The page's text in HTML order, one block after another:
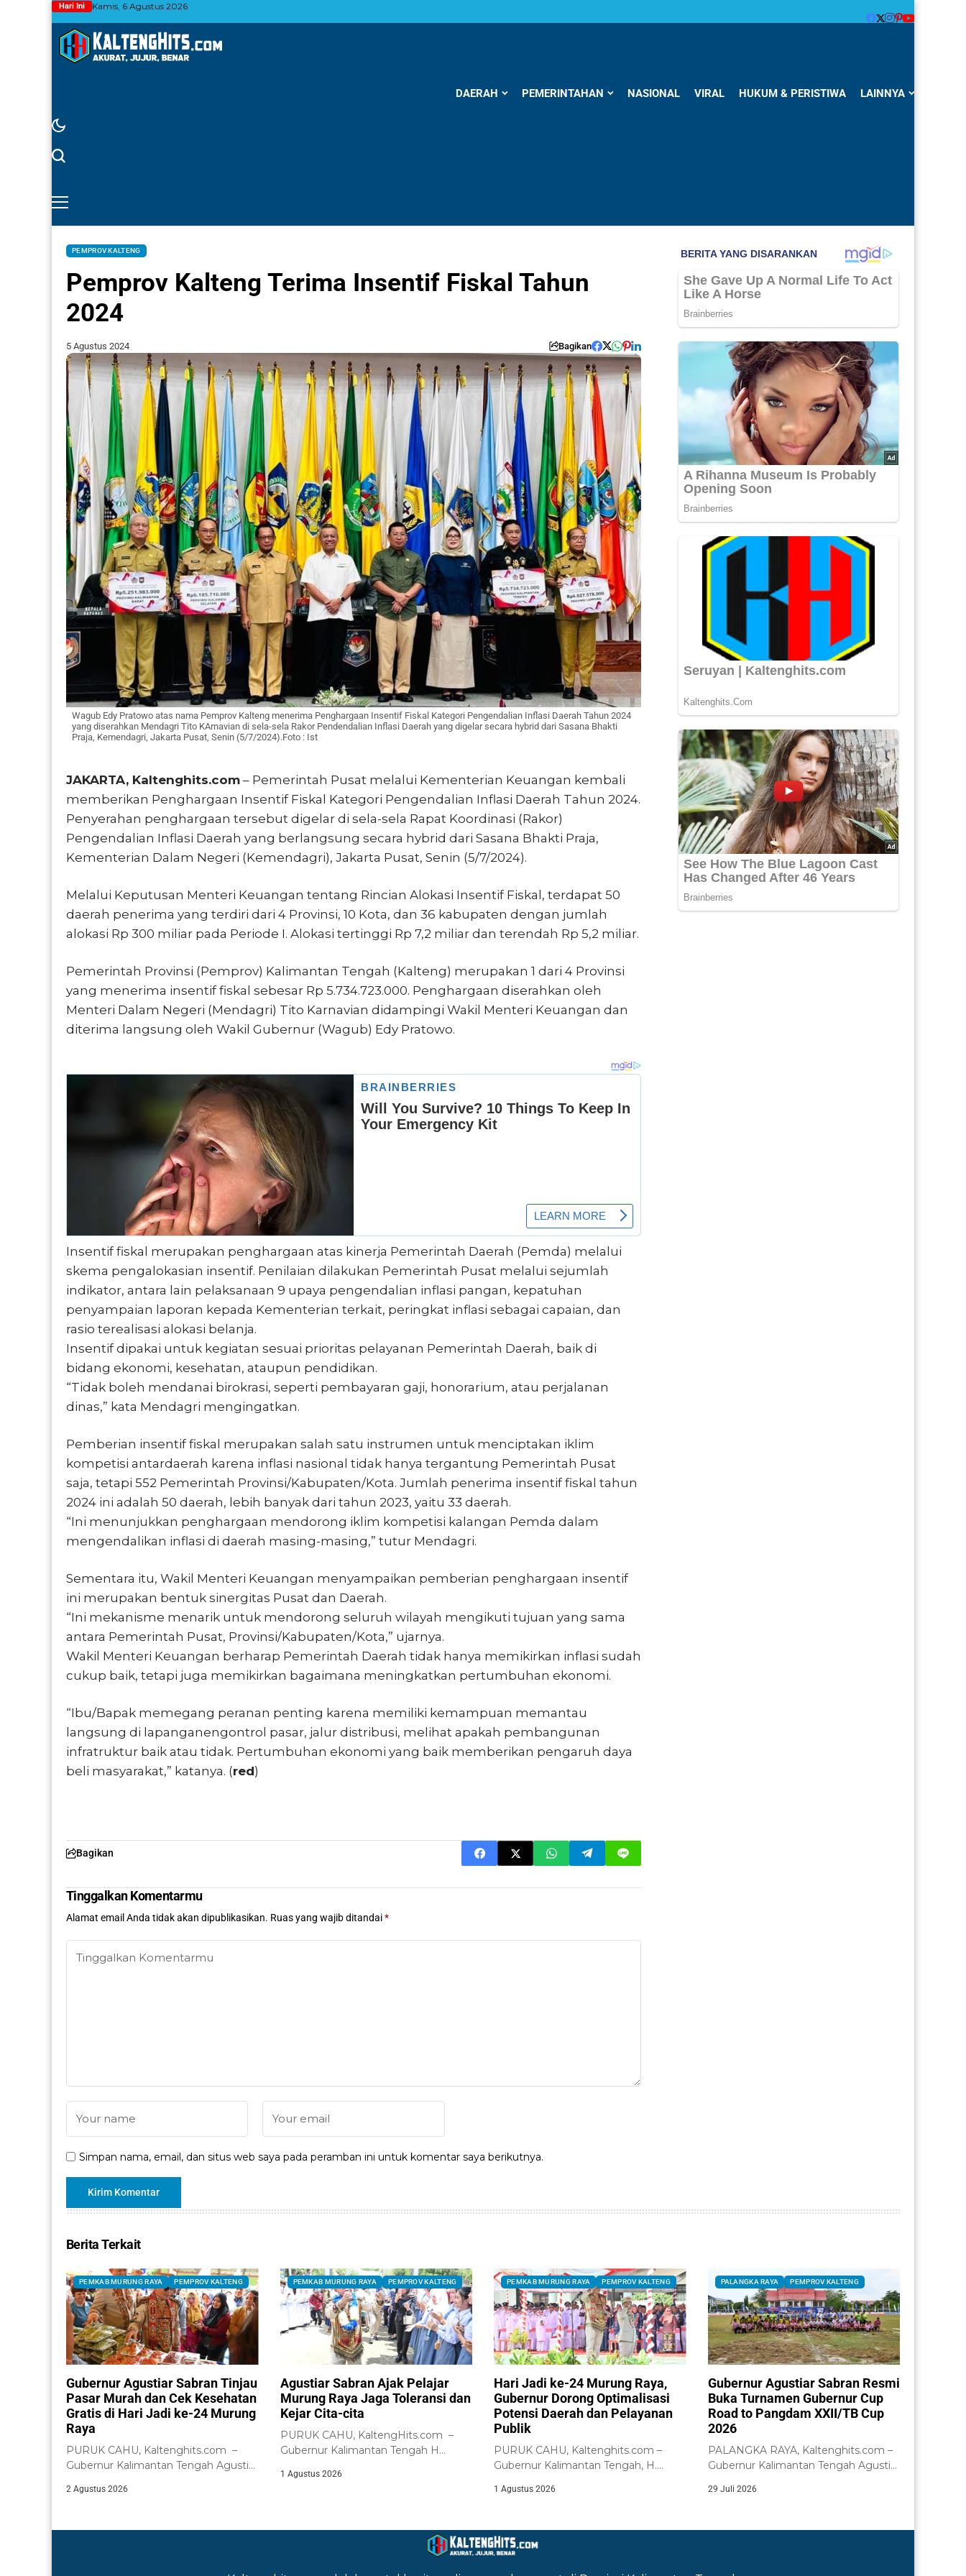
Hari Ini Kamis, 6 Agustus 2026
DAERAH PEMERINTAHAN NASIONAL VIRAL HUKUM & PERISTIWA LAINNYA
PEMPROV KALTENG
Pemprov Kalteng Terima Insentif Fiskal Tahun
2024
5 Agustus 2024 Bagikan
Wagub Edy Pratowo atas nama Pemprov Kalteng menerima Penghargaan Insentif Fiskal Kategori Pengendalian Inflasi Daerah Tahun 2024
yang diserahkan Mendagri Tito KArnavian di sela-sela Rakor Pendendalian Inflasi Daerah yang digelar secara hybrid dari Sasana Bhakti
Praja, Kemendagri, Jakarta Pusat, Senin (5/7/2024).Foto : Ist
JAKARTA, Kaltenghits.com – Pemerintah Pusat melalui Kementerian Keuangan kembali
memberikan Penghargaan Insentif Fiskal Kategori Pengendalian Inflasi Daerah Tahun 2024.
Penyerahan penghargaan tersebut digelar di sela-sela Rapat Koordinasi (Rakor)
Pengendalian Inflasi Daerah yang berlangsung secara hybrid dari Sasana Bhakti Praja,
Kementerian Dalam Negeri (Kemendagri), Jakarta Pusat, Senin (5/7/2024).
Melalui Keputusan Menteri Keuangan tentang Rincian Alokasi Insentif Fiskal, terdapat 50
daerah penerima yang terdiri dari 4 Provinsi, 10 Kota, dan 36 kabupaten dengan jumlah
alokasi Rp 300 miliar pada Periode I. Alokasi tertinggi Rp 7,2 miliar dan terendah Rp 5,2 miliar.
Pemerintah Provinsi (Pemprov) Kalimantan Tengah (Kalteng) merupakan 1 dari 4 Provinsi
yang menerima insentif fiskal sebesar Rp 5.734.723.000. Penghargaan diserahkan oleh
Menteri Dalam Negeri (Mendagri) Tito Karnavian didampingi Wakil Menteri Keuangan dan
diterima langsung oleh Wakil Gubernur (Wagub) Edy Pratowo.
Insentif fiskal merupakan penghargaan atas kinerja Pemerintah Daerah (Pemda) melalui
skema pengalokasian insentif. Penilaian dilakukan Pemerintah Pusat melalui sejumlah
indikator, antara lain pelaksanaan 9 upaya pengendalian inflasi pangan, kepatuhan
penyampaian laporan kepada Kementerian terkait, peringkat inflasi sebagai capaian, dan
rasio terealisasi alokasi belanja.
Insentif dipakai untuk kegiatan sesuai prioritas pelayanan Pemerintah Daerah, baik di
bidang ekonomi, kesehatan, ataupun pendidikan.
“Tidak boleh mendanai birokrasi, seperti pembayaran gaji, honorarium, atau perjalanan
dinas,” kata Mendagri mengingatkan.
Pemberian insentif fiskal merupakan salah satu instrumen untuk menciptakan iklim
kompetisi antardaerah karena inflasi nasional tidak hanya tergantung Pemerintah Pusat
saja, tetapi 552 Pemerintah Provinsi/Kabupaten/Kota. Jumlah penerima insentif fiskal tahun
2024 ini adalah 50 daerah, lebih banyak dari tahun 2023, yaitu 33 daerah.
“Ini menunjukkan penghargaan mendorong iklim kompetisi kalangan Pemda dalam
mengendalikan inflasi di daerah masing-masing,” tutur Mendagri.
Sementara itu, Wakil Menteri Keuangan menyampaikan pemberian penghargaan insentif
ini merupakan bentuk sinergitas Pusat dan Daerah.
“Ini mekanisme menarik untuk mendorong seluruh wilayah mengikuti tujuan yang sama
antara Pemerintah Pusat, Provinsi/Kabupaten/Kota,” ujarnya.
Wakil Menteri Keuangan berharap Pemerintah Daerah tidak hanya memikirkan inflasi sudah
cukup baik, tetapi juga memikirkan bagaimana meningkatkan pertumbuhan ekonomi.
“Ibu/Bapak memegang peranan penting karena memiliki kemampuan memantau
langsung di lapanganengontrol pasar, jalur distribusi, melihat apakah pembangunan
infratruktur baik atau tidak. Pertumbuhan ekonomi yang baik memberikan pengaruh daya
beli masyarakat,” katanya. (red)
Bagikan
Tinggalkan Komentarmu
Alamat email Anda tidak akan dipublikasikan. Ruas yang wajib ditandai*
Simpan nama, email, dan situs web saya pada peramban ini untuk komentar saya berikutnya.
Berita Terkait
PEMKAB MURUNG RAYA PEMPROV KALTENG
Gubernur Agustiar Sabran Tinjau
Pasar Murah dan Cek Kesehatan
Gratis di Hari Jadi ke-24 Murung
Raya
PURUK CAHU, Kaltenghits.com –
Gubernur Kalimantan Tengah Agustiar
pelaksanaan...
2 Agustus 2026
PEMKAB MURUNG RAYA PEMPROV KALTENG
Agustiar Sabran Ajak Pelajar
Murung Raya Jaga Toleransi dan
Kejar Cita-cita
PURUK CAHU, KaltengHits.com –
Gubernur Kalimantan Tengah H
1 Agustus 2026
PEMKAB MURUNG RAYA PEMPROV KALTENG
Hari Jadi ke-24 Murung Raya,
Gubernur Dorong Optimalisasi
Potensi Daerah dan Pelayanan
Publik
PURUK CAHU, Kaltenghits.com –
Gubernur Kalimantan Tengah, H.
1 Agustus 2026
PALANGKA RAYA PEMPROV KALTENG
Gubernur Agustiar Sabran Resmi
Buka Turnamen Gubernur Cup
Road to Pangdam XXII/TB Cup
2026
PALANGKA RAYA, Kaltenghits.com –
Gubernur Kalimantan Tengah Agustiar
29 Juli 2026